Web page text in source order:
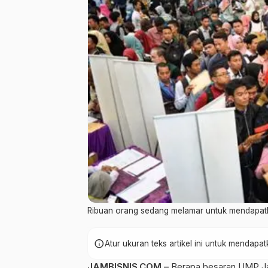
Ribuan orang sedang melamar untuk
infoAtur ukuran teks artikel ini untuk